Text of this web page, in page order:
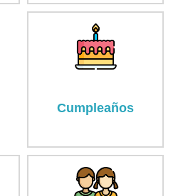
Cumpleaños